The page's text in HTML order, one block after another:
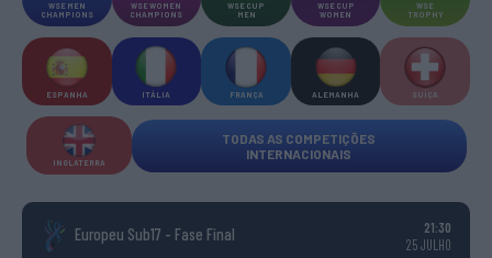
WSE MEN
CHAMPIONS
WSE WOMEN
CHAMPIONS
WSE CUP
MEN
WSE CUP
WOMEN
WSE
TROPHY
ESPANHA ITÁLIA FRANÇA ALEMANHA SUÍÇA
INGLATERRA
TODAS AS COMPETIÇÕES
INTERNACIONAIS
Europeu Sub17 - Fase Final
21:30
25 JULHO